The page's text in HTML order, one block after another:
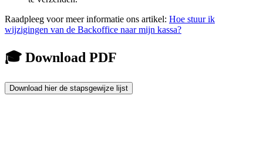
Raadpleeg voor meer informatie ons artikel: Hoe stuur ik
wijzigingen van de Backoffice naar mijn kassa?
🎓 Download PDF
Download hier de stapsgewijze lijst